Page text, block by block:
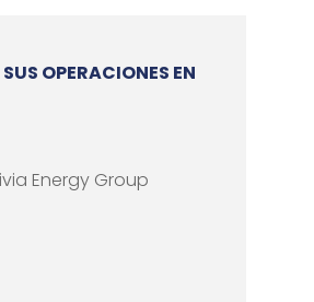
OPERACIONES EN
Energy Group